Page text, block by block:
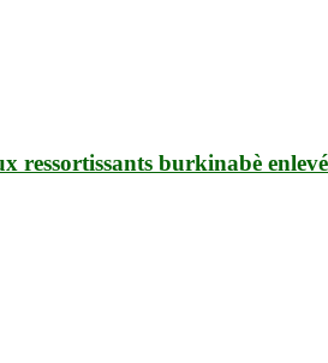
ressortissants burkinabè